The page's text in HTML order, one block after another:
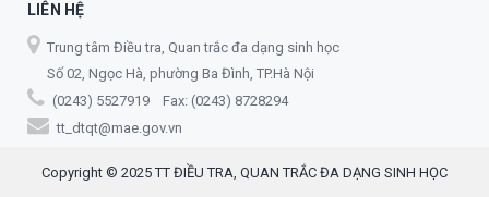
LIÊN HỆ
Trung tâm Điều tra, Quan trắc đa dạng sinh học
Số 02, Ngọc Hà, phường Ba Đình, TP.Hà Nội
(0243) 5527919 Fax: (0243) 8728294
tt_dtqt@mae.gov.vn
Copyright © 2025 TT ĐIỀU TRA, QUAN TRẮC ĐA DẠNG SINH HỌC